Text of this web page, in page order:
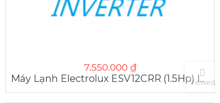
7.550.000 ₫
Máy Lạnh Electrolux ESV12CRR (1.5Hp) Inverter
Viewed